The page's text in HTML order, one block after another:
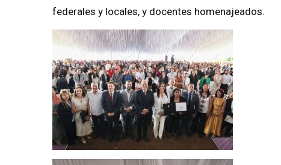
federales y locales, y docentes homenajeados.